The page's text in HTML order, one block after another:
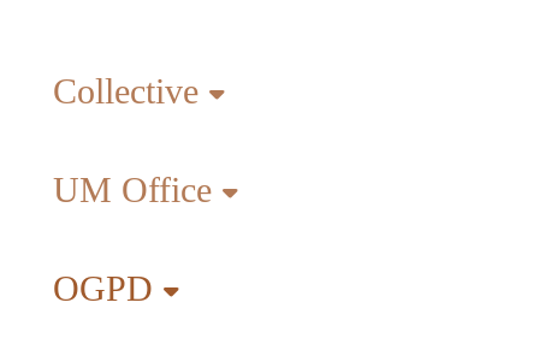
Collective
UM Office
OGPD